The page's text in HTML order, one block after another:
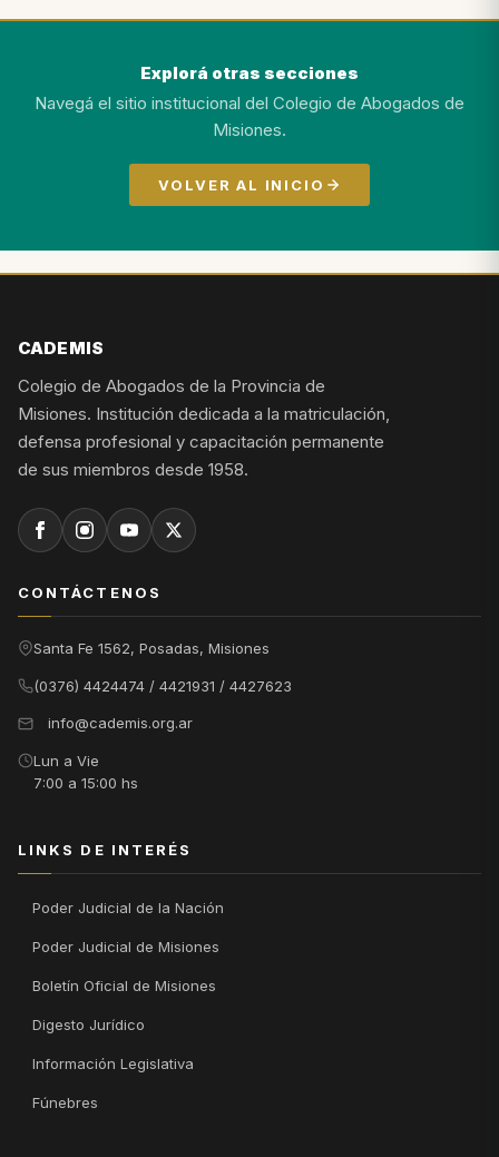
Explorá otras secciones
Navegá el sitio institucional del Colegio de Abogados de
Misiones.
VOLVER AL INICIO
CADEMIS
Colegio de Abogados de la Provincia de
Misiones. Institución dedicada a la matriculación,
defensa profesional y capacitación permanente
de sus miembros desde 1958.
CONTÁCTENOS
Santa Fe 1562, Posadas, Misiones
(0376) 4424474 / 4421931 / 4427623
info@cademis.org.ar
Lun a Vie
7:00 a 15:00 hs
LINKS DE INTERÉS
Poder Judicial de la Nación
Poder Judicial de Misiones
Boletín Oficial de Misiones
Digesto Jurídico
Información Legislativa
Fúnebres